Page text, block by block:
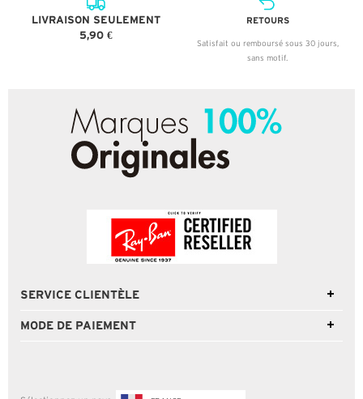
LIVRAISON SEULEMENT
5,90 €
RETOURS
Satisfait ou remboursé sous 30 jours,
sans motif.
SERVICE CLIENTÈLE
MODE DE PAIEMENT